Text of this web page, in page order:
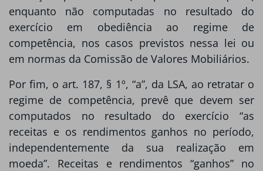
enquanto não computadas no resultado do
exercício em obediência ao regime de
competência, nos casos previstos nessa lei ou
em normas da Comissão de Valores Mobiliários.
Por fim, o art. 187, § 1º, “a”, da LSA, ao retratar o
regime de competência, prevê que devem ser
computados no resultado do exercício “as
receitas e os rendimentos ganhos no período,
independentemente da sua realização em
moeda”. Receitas e rendimentos “ganhos” no